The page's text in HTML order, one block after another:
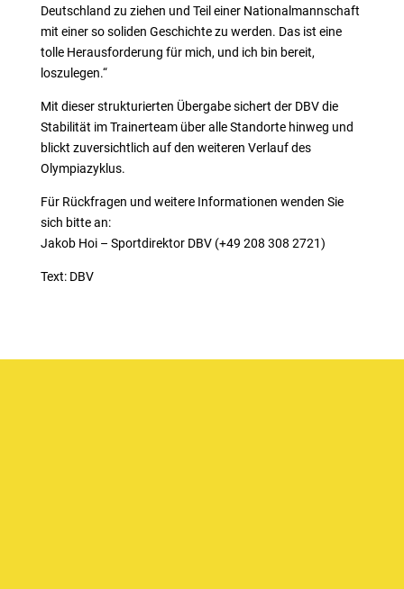
Deutschland zu ziehen und Teil einer Nationalmannschaft
mit einer so soliden Geschichte zu werden. Das ist eine
tolle Herausforderung für mich, und ich bin bereit,
loszulegen.“
Mit dieser strukturierten Übergabe sichert der DBV die
Stabilität im Trainerteam über alle Standorte hinweg und
blickt zuversichtlich auf den weiteren Verlauf des
Olympiazyklus.
Für Rückfragen und weitere Informationen wenden Sie
sich bitte an:
Jakob Hoi – Sportdirektor DBV (+49 208 308 2721)
Text: DBV